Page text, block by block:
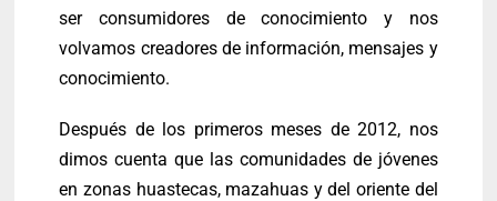
ser consumidores de conocimiento y nos
volvamos creadores de información, mensajes y
conocimiento.
Después de los primeros meses de 2012, nos
dimos cuenta que las comunidades de jóvenes
en zonas huastecas, mazahuas y del oriente del